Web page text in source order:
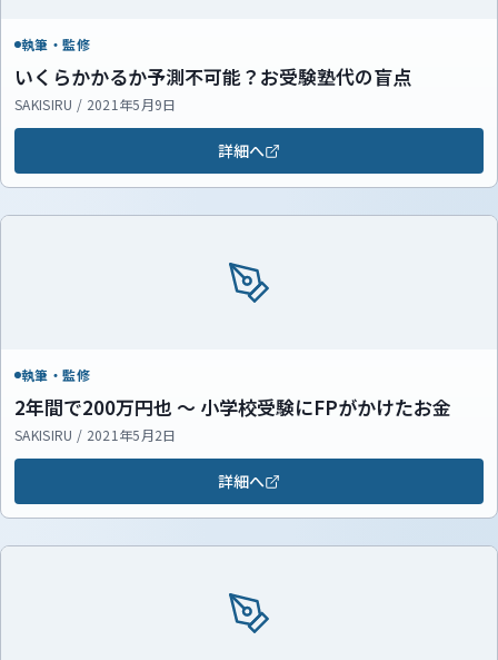
執筆・監修
いくらかかるか予測不可能？お受験塾代の盲点
SAKISIRU / 2021年5月9日
詳細へ
執筆・監修
2年間で200万円也 ～ 小学校受験にFPがかけたお金
SAKISIRU / 2021年5月2日
詳細へ